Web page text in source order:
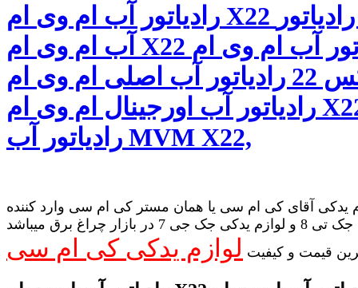
رادیاتور آب ام وی ام X22 قیمت رادیاتور
آب ام وی ام X22 رادیاتور آب ام وی ام
ایکس 22 رادیاتور آب اصلی ام وی ام X22
رادیاتور آب اورجینال ام وی ام X22
رادیاتور آب MVM X22,
یدکی آقای کی ام سی یا همان مستر کی ام سی وارد کننده
لوازم یدکی جک تی 8 و لوازم یدکی جک جی 7 در بازار چراغ برق میباشد
قیمت و کیفیت لوازم یدکی کی ام سی